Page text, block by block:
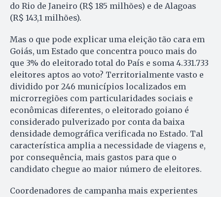
do Rio de Janeiro (R$ 185 milhões) e de Alagoas
(R$ 143,1 milhões).
Mas o que pode explicar uma eleição tão cara em
Goiás, um Estado que concentra pouco mais do
que 3% do eleitorado total do País e soma 4.331.733
eleitores aptos ao voto? Territorialmente vasto e
dividido por 246 municípios localizados em
microrregiões com particularidades sociais e
econômicas diferentes, o eleitorado goiano é
considerado pulverizado por conta da baixa
densidade demográfica verificada no Estado. Tal
característica amplia a necessidade de viagens e,
por consequência, mais gastos para que o
candidato chegue ao maior número de eleitores.
Coordenadores de campanha mais experientes